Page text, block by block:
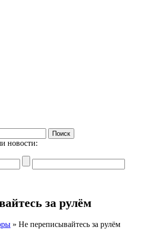
новости:
за рулём
» Не переписывайтесь за рулём